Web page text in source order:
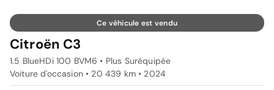
Ce véhicule est vendu
Citroën C3
1.5 BlueHDi 100 BVM6 • Plus Suréquipée
Voiture d'occasion • 20 439 km • 2024